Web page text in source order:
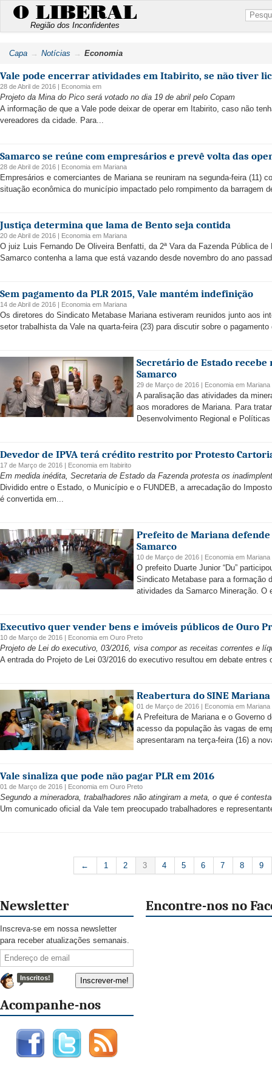
O LIBERAL
Região dos Inconfidentes
Capa Notícias Economia
Vale pode encerrar atividades em Itabirito, se não tiver
28 de Abril de 2016 | Economia em
Projeto da Mina do Pico será votado no dia 19 de abril pelo Copam
A informação de que a Vale pode deixar de operar em Itabirito, caso não
vereadores da cidade. Para...
Samarco se reúne com empresários e prevê volta das
28 de Abril de 2016 | Economia em Mariana
Empresários e comerciantes de Mariana se reuniram na segunda-feira (11)
situação econômica do município impactado pelo rompimento da barragem
Justiça determina que lama de Bento seja contida
20 de Abril de 2016 | Economia em Mariana
O juiz Luis Fernando De Oliveira Benfatti, da 2ª Vara da Fazenda Pública
Samarco contenha a lama que está vazando desde novembro do ano
Sem pagamento da PLR 2015, Vale mantém indefinição
14 de Abril de 2016 | Economia em Mariana
Os diretores do Sindicato Metabase Mariana estiveram reunidos junto aos
setor trabalhista da Vale na quarta-feira (23) para discutir sobre o
Secretário de Estado
Samarco
29 de Março de 2016 | Economia em Mariana
A paralisação das atividades da
aos moradores de Mariana. Para
Desenvolvimento Regional e
Devedor de IPVA terá crédito restrito por Protesto
17 de Março de 2016 | Economia em Itabirito
Em medida inédita, Secretaria de Estado da Fazenda protesta os
Dividido entre o Estado, o Município e o FUNDEB, a arrecadação do
é convertida em...
Prefeito de Mariana
Samarco
10 de Março de 2016 | Economia em Mariana
O prefeito Duarte Junior “Du”
Sindicato Metabase para a formação
atividades da Samarco Mineração. O
Executivo quer vender bens e imóveis públicos de Ouro
10 de Março de 2016 | Economia em Ouro Preto
Projeto de Lei do executivo, 03/2016, visa compor as receitas correntes e
A entrada do Projeto de Lei 03/2016 do executivo resultou em debate
Reabertura do SINE
01 de Março de 2016 | Economia em Mariana
A Prefeitura de Mariana e o Governo
acesso da população às vagas de
apresentaram na terça-feira (16) a
Vale sinaliza que pode não pagar PLR em 2016
01 de Março de 2016 | Economia em Ouro Preto
Segundo a mineradora, trabalhadores não atingiram a meta, o que é
Um comunicado oficial da Vale tem preocupado trabalhadores e
← 1 2 3 4 5 6 7 8 9
Newsletter
Inscreva-se em nossa newsletter
para receber atualizações semanais.
Inscritos!
Acompanhe-nos
Encontre-nos no